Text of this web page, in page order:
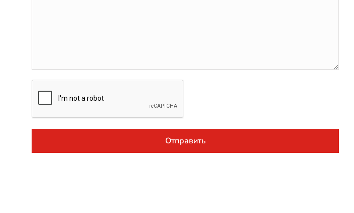
Отправить